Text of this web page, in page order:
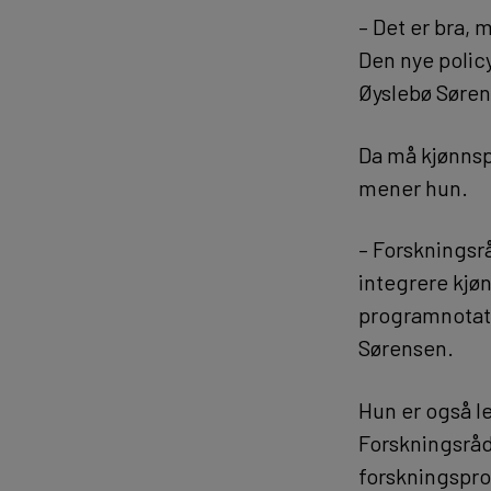
– Det er bra,
Den nye
Øyslebø
Da må
mener hun.
–
integrere
Sørensen.
Hun er også